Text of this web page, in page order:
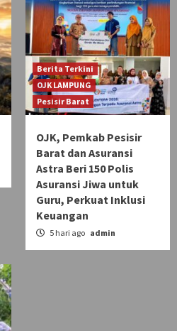
Berita Terkini
OJK LAMPUNG
Pesisir Barat
OJK, Pemkab Pesisir
Barat dan Asuransi
Astra Beri 150 Polis
Asuransi Jiwa untuk
Guru, Perkuat Inklusi
Keuangan
5 hari ago admin